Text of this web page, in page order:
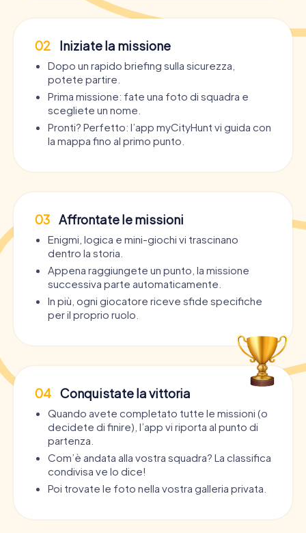
02 Iniziate la missione
Dopo un rapido briefing sulla sicurezza,
potete partire.
Prima missione: fate una foto di squadra e
scegliete un nome.
Pronti? Perfetto: l’app myCityHunt vi guida con
la mappa fino al primo punto.
03 Affrontate le missioni
Enigmi, logica e mini-giochi vi trascinano
dentro la storia.
Appena raggiungete un punto, la missione
successiva parte automaticamente.
In più, ogni giocatore riceve sfide specifiche
per il proprio ruolo.
04 Conquistate la vittoria
Quando avete completato tutte le missioni (o
decidete di finire), l’app vi riporta al punto di
partenza.
Com’è andata alla vostra squadra? La classifica
condivisa ve lo dice!
Poi trovate le foto nella vostra galleria privata.